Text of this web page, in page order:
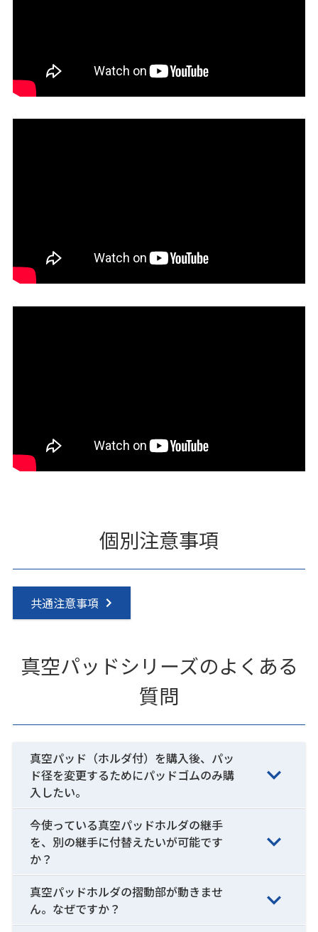
個別注意事項
共通注意事項
真空パッドシリーズのよくある
質問
真空パッド（ホルダ付）を購入後、パッ
ド径を変更するためにパッドゴムのみ購
入したい。
今使っている真空パッドホルダの継手
を、別の継手に付替えたいが可能です
か？
真空パッドホルダの摺動部が動きませ
ん。なぜですか？